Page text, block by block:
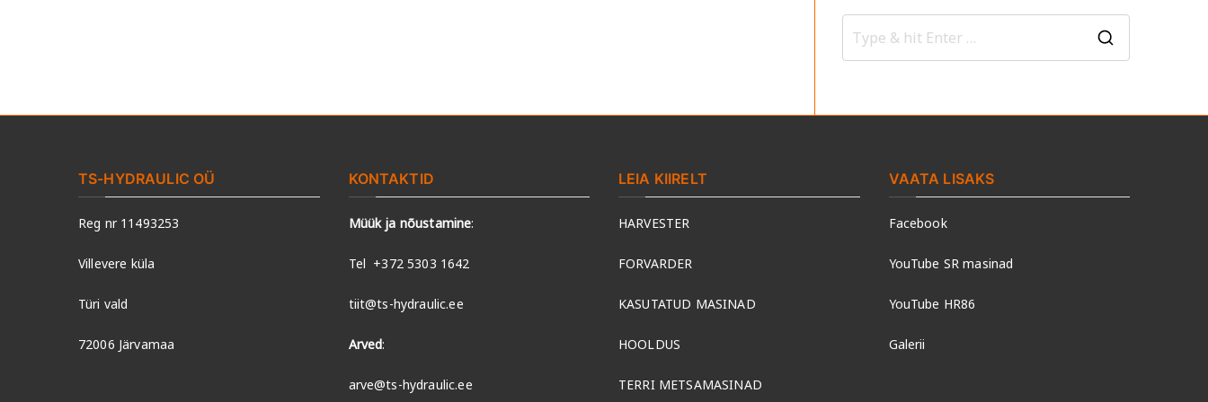
f
TS-HYDRAULIC OÜ
Reg nr 11493253
Villevere küla
Türi vald
72006 Järvamaa
KONTAKTID
Müük ja nõustamine:
Tel +372 5303 1642
tiit@ts-hydraulic.ee
Arved:
arve@ts-hydraulic.ee
LEIA KIIRELT
HARVESTER
FORVARDER
KASUTATUD MASINAD
HOOLDUS
TERRI METSAMASINAD
VAATA LISAKS
Facebook
YouTube SR masinad
YouTube HR86
Galerii